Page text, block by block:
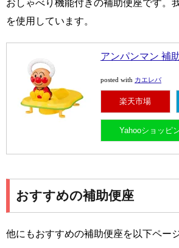
おしゃべり機能付きの補助便座です。
を使用しています。
アンパンマン 補
posted with カエレバ
楽天市場
Yahooショッピ
おすすめの補助便座
他にもおすすめの補助便座を以下ペー